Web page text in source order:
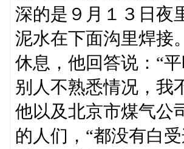
深的是９月１３日夜
泥水在下面沟里焊接
休息，他回答说：“
别人不熟悉情况，我
他以及北京市煤气公
的人们，“都没有白